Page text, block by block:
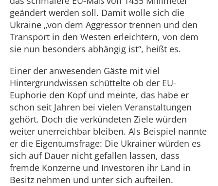
geändert werden soll. Damit wolle sich die
Ukraine „von dem Aggressor trennen und den
Transport in den Westen erleichtern, von dem
sie nun besonders abhängig ist“, heißt es.
Einer der anwesenden Gäste mit viel
Hintergrundwissen schüttelte ob der EU-
Euphorie den Kopf und meinte, das habe er
schon seit Jahren bei vielen Veranstaltungen
gehört. Doch die verkündeten Ziele würden
weiter unerreichbar bleiben. Als Beispiel nannte
er die Eigentumsfrage: Die Ukrainer würden es
sich auf Dauer nicht gefallen lassen, dass
fremde Konzerne und Investoren ihr Land in
Besitz nehmen und unter sich aufteilen.